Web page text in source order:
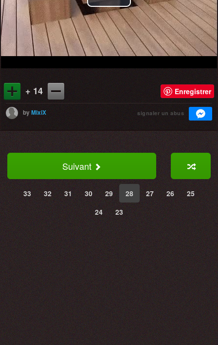
Play
Video
+ 14 Enregistrer
byMixiX signaler un abus
Suivant
33 32 31 30 29 28 27 26
25
24
23